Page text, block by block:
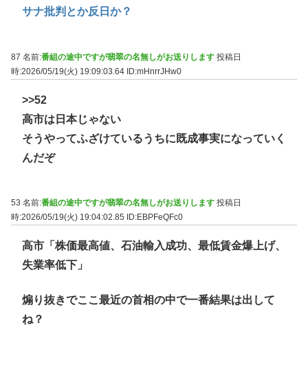
サナ批判とか反日か？
87 名前:番組の途中ですが翡翠の名無しがお送りします 投稿日
時:2026/05/19(火) 19:09:03.64 ID:mHnrrJHw0
>>52
高市は日本じゃない
そうやってふざけているうちに既成事実になっていく
んだぞ
53 名前:番組の途中ですが翡翠の名無しがお送りします 投稿日
時:2026/05/19(火) 19:04:02.85
ID:EBPFeQFc0
高市「株価最高値、石油輸入成功、最低賃金爆上げ、
失業率低下」
煽り抜きでここ最近の首相の中で一番結果は出して
ね？